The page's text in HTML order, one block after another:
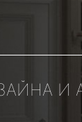
И